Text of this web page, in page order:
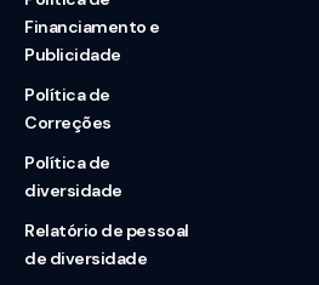
Financiamento e
Publicidade
Política de
Correções
Política de
diversidade
Relatório de pessoal
de diversidade